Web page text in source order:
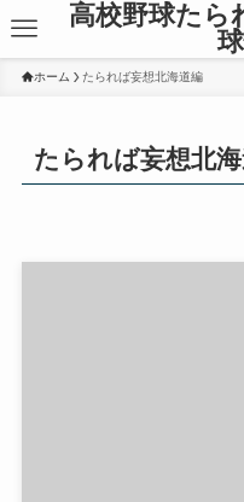
高校野球たら
ホーム たられば妄想北海道編
たられば妄想北